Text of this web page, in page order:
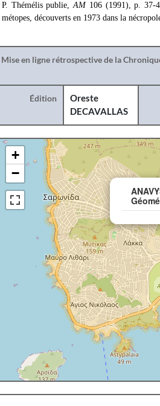
P. Thémélis publie,AM 106 (1991), p. 37-
métopes, découverts en 1973 dans la
Mise en ligne rétrospective de la
Édition
Oreste
DECAVALLAS
+
−